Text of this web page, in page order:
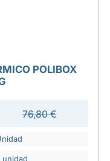
POLIBOX
76,80 €
unidad